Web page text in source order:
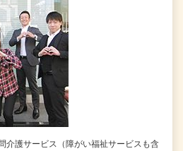
介護サービス（障がい福祉サービスも含